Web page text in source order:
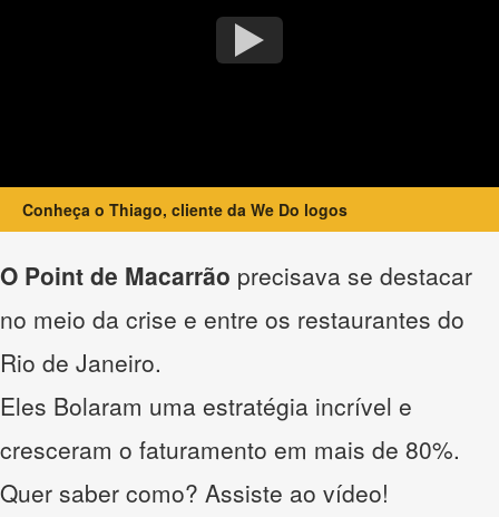
Conheça o Thiago, cliente da We Do logos
O Point de Macarrão precisava se destacar
no meio da crise e entre os restaurantes do
Rio de Janeiro.
Eles Bolaram uma estratégia incrível e
cresceram o faturamento em mais de 80%.
Quer saber como? Assiste ao vídeo!